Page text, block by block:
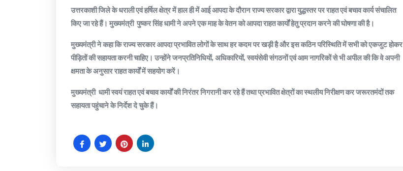
उत्तरकाशी जिले के धराली एवं हर्षिल क्षेत्र में हाल ही में आई आपदा के दौरान राज्य सरकार द्वारा युद्धस्तर पर राहत एवं बचाव कार्य संचालित
किए जा रहे हैं। मुख्यमंत्री पुष्कर सिंह धामी ने अपने एक माह के वेतन को आपदा राहत कार्यों हेतु प्रदान करने की घोषणा की है।
मुख्यमंत्री ने कहा कि राज्य सरकार आपदा प्रभावित लोगों के साथ हर कदम पर खड़ी है और इस कठिन परिस्थिति में सभी को एकजुट होकर
पीड़ितों की सहायता करनी चाहिए। उन्होंने जनप्रतिनिधियों, अधिकारियों, स्वयंसेवी संगठनों एवं आम नागरिकों से भी अपील की कि वे अपनी
क्षमता के अनुसार राहत कार्यों में सहयोग करें।
मुख्यमंत्री धामी स्वयं राहत एवं बचाव कार्यों की निरंतर निगरानी कर रहे हैं तथा प्रभावित क्षेत्रों का स्थलीय निरीक्षण कर जरूरतमंदों तक
सहायता पहुंचाने के निर्देश दे चुके हैं।